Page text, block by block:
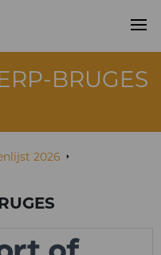
BRUGES
2026